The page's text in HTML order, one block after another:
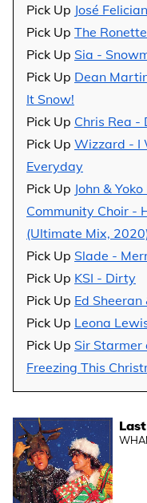
Pick Up José
Pick Up The
Pick Up Sia -
Pick Up Dean
It Snow!
Pick Up Chris Rea -
Pick Up Wizzard - I
Everyday
Pick Up John &
Community Choir -
(Ultimate Mix,
Pick Up Slade -
Pick Up KSI - Dirty
Pick Up Ed
Pick Up Leona
Pick Up Sir Starmer
Freezing This